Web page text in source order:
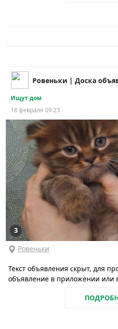
Ищут дом
18 февраля 09:23
3
Ровеньки
Текст объявления скрыт, для
объявление в приложении или